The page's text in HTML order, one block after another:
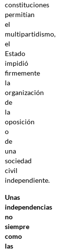
constituciones
permitían
el
multipartidismo,
el
Estado
impidió
firmemente
la
organización
de
la
oposición
o
de
una
sociedad
civil
independiente.
Unas
independencias
no
siempre
como
las